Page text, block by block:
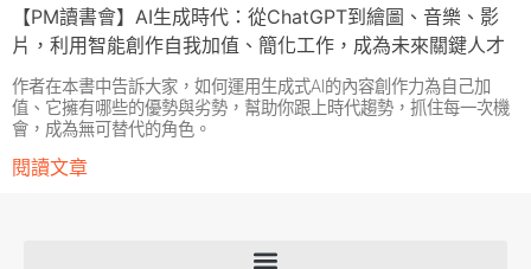
【PM讀書會】AI生成時代：從ChatGPT到繪圖、音樂、影
片，利用智能創作自我加值、簡化工作，成為未來關鍵人才
作者在本書中告訴大家，如何運用生成式AI的內容創作力為自己加
值、它擁有哪些的優勢與劣勢，幫助你跟上時代趨勢，抓住每一次機
會，成為無可替代的角色。
閱讀文章